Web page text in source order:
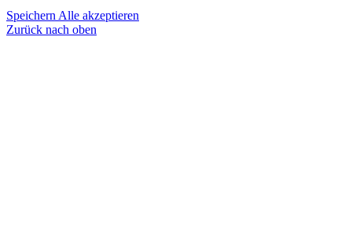
Speichern Alle akzeptieren
Zurück nach oben